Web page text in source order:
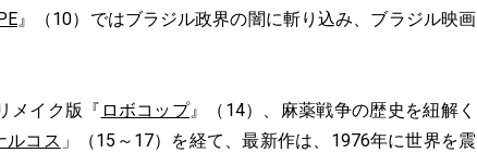
』（10）ではブラジル政界の闇に斬り込み、ブラジル映画
メイク版『 ロボコップ』（14）、麻薬戦争の歴史を紐解く
ルコス 」（15～17）を経て、最新作は、1976年に世界を震